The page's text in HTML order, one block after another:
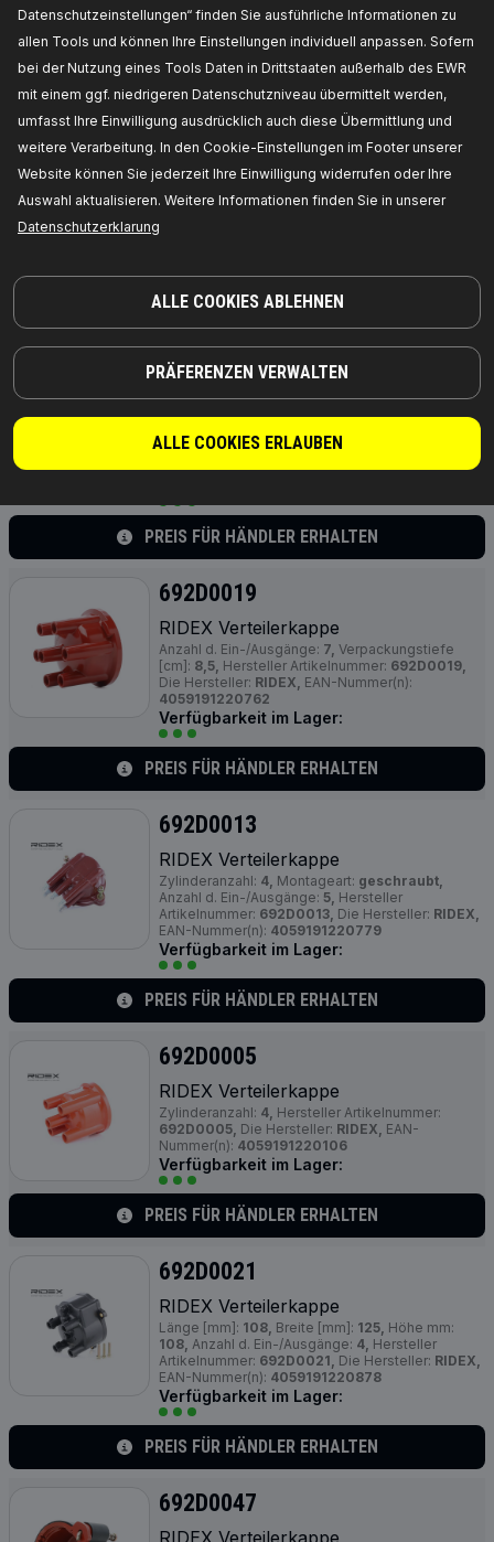
Datenschutzeinstellungen“ finden Sie ausführliche Informationen zu
allen Tools und können Ihre Einstellungen individuell anpassen. Sofern
bei der Nutzung eines Tools Daten in Drittstaaten außerhalb des EWR
mit einem ggf. niedrigeren Datenschutzniveau übermittelt werden,
umfasst Ihre Einwilligung ausdrücklich auch diese Übermittlung und
weitere Verarbeitung. In den Cookie-Einstellungen im Footer unserer
Website können Sie jederzeit Ihre Einwilligung widerrufen oder Ihre
Auswahl aktualisieren. Weitere Informationen finden Sie in unserer
Datenschutzerklarung
ALLE COOKIES ABLEHNEN
PRÄFERENZEN VERWALTEN
ALLE COOKIES ERLAUBEN
PREIS FÜR HÄNDLER ERHALTEN
692D0031
RIDEX Verteilerkappe
Länge [mm]:88,Breite [mm]:107,Höhe mm:88,
Zylinderanzahl:6,Material:Polyester,Anzahl d.
Zündverteiler/-läufer:
Anschlussausführung DIN,Hersteller
PREIS FÜR HÄNDLER ERHALTEN
692D0022
RIDEX Verteilerkappe
Zylinderanzahl:4,Anzahl d. Ein-/Ausgänge:5,
Hersteller Artikelnummer:692D0022,
Hersteller:RIDEX,EAN-Nummer(n):
4059191220755
PREIS FÜR HÄNDLER ERHALTEN
692D0019
RIDEX Verteilerkappe
Anzahl d. Ein-/Ausgänge: 7, Verpackungstiefe
[cm]: 8,5, Hersteller Artikelnummer: 692D0019,
Die Hersteller: RIDEX, EAN-Nummer(n):
4059191220762
Verfügbarkeit im Lager:
PREIS FÜR HÄNDLER ERHALTEN
692D0013
RIDEX Verteilerkappe
Zylinderanzahl: 4, Montageart: geschraubt,
Anzahl d. Ein-/Ausgänge: 5, Hersteller
Artikelnummer: 692D0013, Die Hersteller: RIDEX,
EAN-Nummer(n): 4059191220779
Verfügbarkeit im Lager:
PREIS FÜR HÄNDLER ERHALTEN
692D0005
RIDEX Verteilerkappe
Zylinderanzahl: 4, Hersteller Artikelnummer:
692D0005, Die Hersteller: RIDEX, EAN-
Nummer(n): 4059191220106
Verfügbarkeit im Lager:
PREIS FÜR HÄNDLER ERHALTEN
692D0021
RIDEX Verteilerkappe
Länge [mm]: 108, Breite [mm]: 125, Höhe mm:
108, Anzahl d. Ein-/Ausgänge: 4, Hersteller
Artikelnummer: 692D0021, Die Hersteller: RIDEX,
EAN-Nummer(n): 4059191220878
Verfügbarkeit im Lager:
PREIS FÜR HÄNDLER ERHALTEN
692D0047
RIDEX Verteilerkappe